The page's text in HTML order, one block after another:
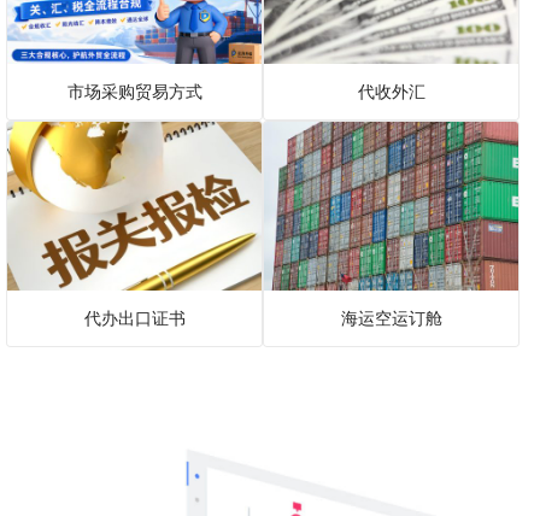
市场采购贸易方式 代收外汇
代办出口证书 海运空运订舱